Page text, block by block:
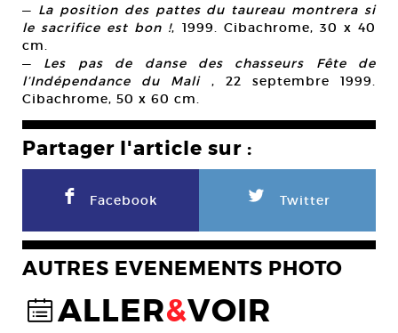
— La position des pattes du taureau montrera si
le sacrifice est bon !, 1999. Cibachrome, 30 x 40
cm.
— Les pas de danse des chasseurs Fête de
l’Indépendance du Mali , 22 septembre 1999.
Cibachrome, 50 x 60 cm.
Partager l'article sur :
F Facebook L Twitter
AUTRES EVENEMENTS PHOTO
@ALLER&VOIR